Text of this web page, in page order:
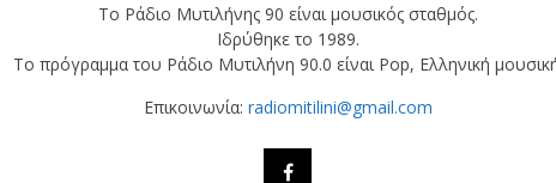
Το Ράδιο Μυτιλήνης 90 είναι μουσικός σταθμός.
Ιδρύθηκε το 1989.
Το πρόγραμμα του Ράδιο Μυτιλήνη 90.0 είναι Pop, Ελληνική
Επικοινωνία: radiomitilini@gmail.com